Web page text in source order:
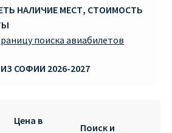
АВИАБИЛЕТЫ ОТ €15
НАЛИЧИЕ МЕСТ, СТОИМОСТЬ
поиска авиабилетов
СОФИИ 2026-2027
Цена в
Поиск и